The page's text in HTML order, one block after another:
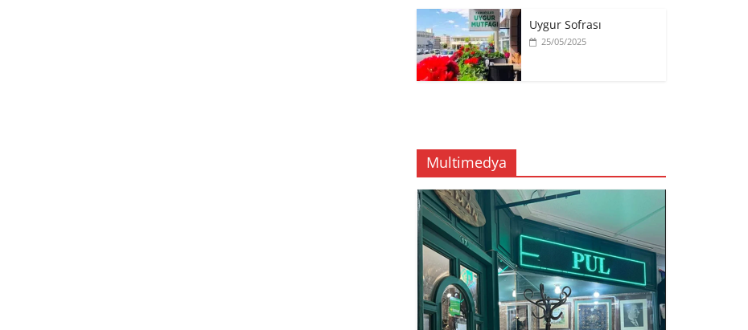
Uygur Sofrası
25/05/2025
Multimedya